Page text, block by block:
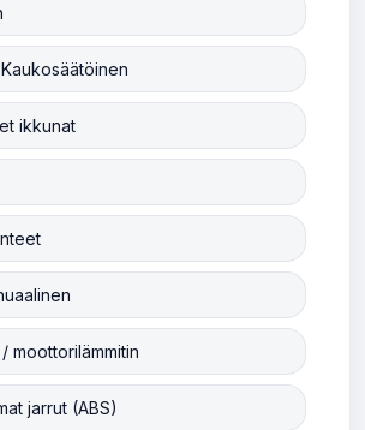
ikkunat
moottorilämmitin
jarrut (ABS)